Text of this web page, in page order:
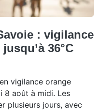
: vigilance
36°C
vigilance orange
8 août à midi. Les
plusieurs jours, avec